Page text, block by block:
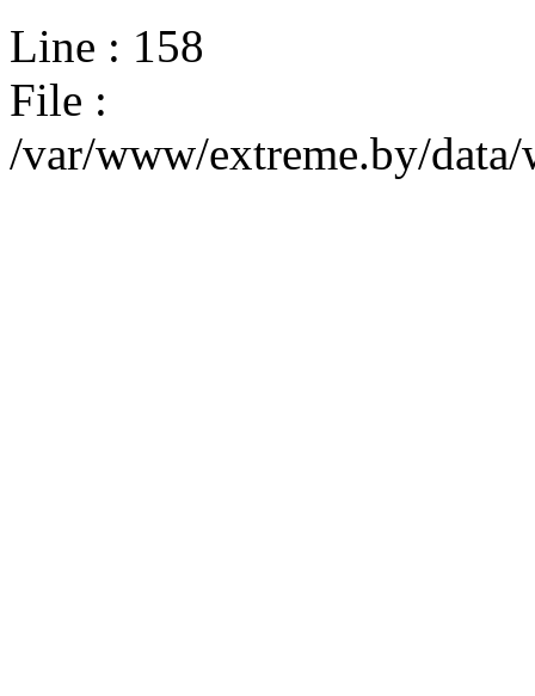
Line : 158
File :
/var/www/extreme.by/